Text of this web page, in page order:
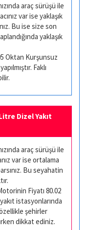
araç sürüşü ile
var ise yaklaşık
Bu ise size son
yaklaşık
Oktan Kurşunsuz
Faklı
Dizel Yakıt
araç sürüşü ile
var ise ortalama
Bu seyahatin
Fiyatı 80.02
istasyonlarında
şehirler
dikkat ediniz.